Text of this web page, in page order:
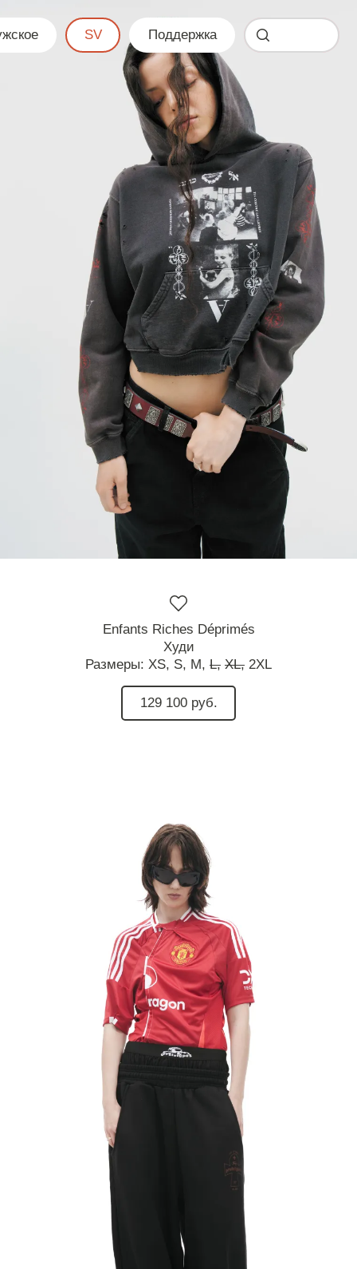
Enfants Riches Déprimés
Худи
Размеры: XS, S, M, L, XL, 2XL
129 100 руб.
SV Поддержка